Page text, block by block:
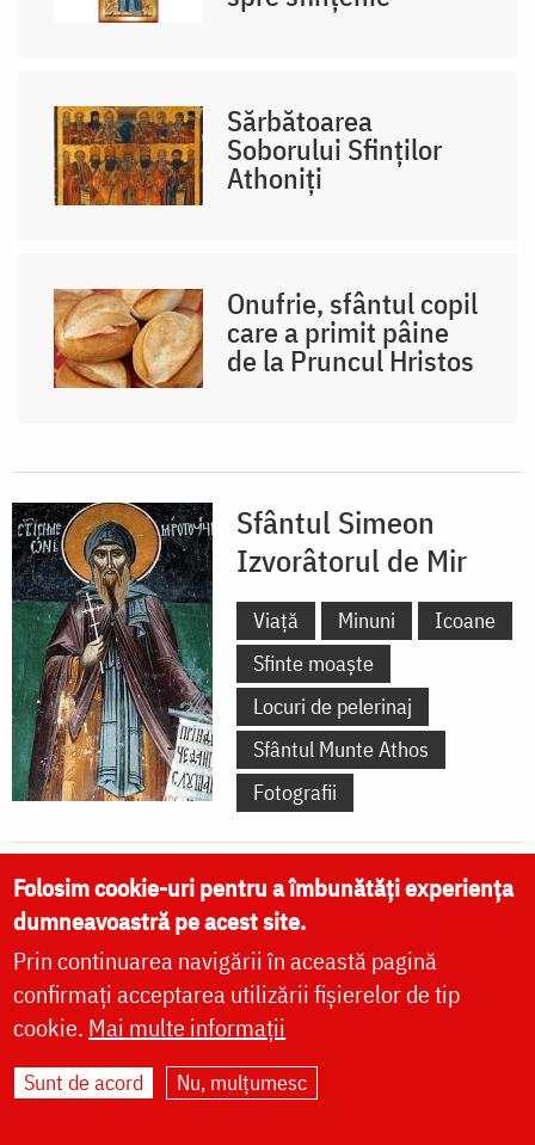
Sărbătoarea
Soborului Sfinților
Athoniți
Onufrie, sfântul copil
care a primit pâine
de la Pruncul Hristos
Sfântul Simeon
Izvorâtorul de Mir
Viață Minuni
Icoane
Sfinte moaște
Locuri de pelerinaj
Sfântul Munte Athos
Fotografii
VIEŢILE SFINŢILOR
vezi mai multe »
Folosim cookie-uri pentru a îmbunătăți experiența
dumneavoastră pe acest site.
Prin continuarea navigării în această pagină
confirmați acceptarea utilizării fișierelor de tip
cookie. Mai multe informații
Sunt de acord Nu, mulțumesc